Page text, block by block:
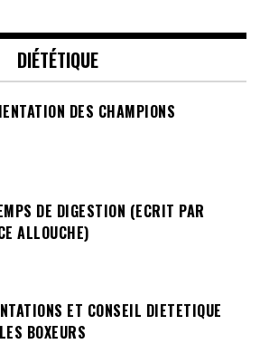
DIÉTÉTIQUE
DES CHAMPIONS
DE DIGESTION (ECRIT PAR
ALLOUCHE)
ET CONSEIL DIETETIQUE
BOXEURS